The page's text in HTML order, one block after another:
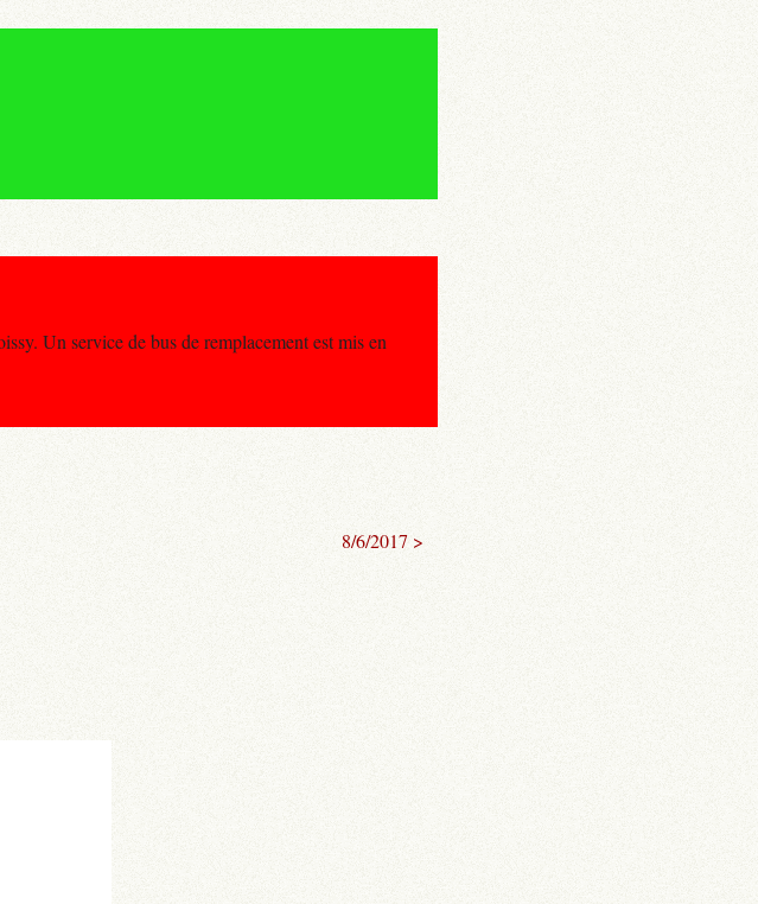
Un service de bus de remplacement est mis en
8/6/2017 >